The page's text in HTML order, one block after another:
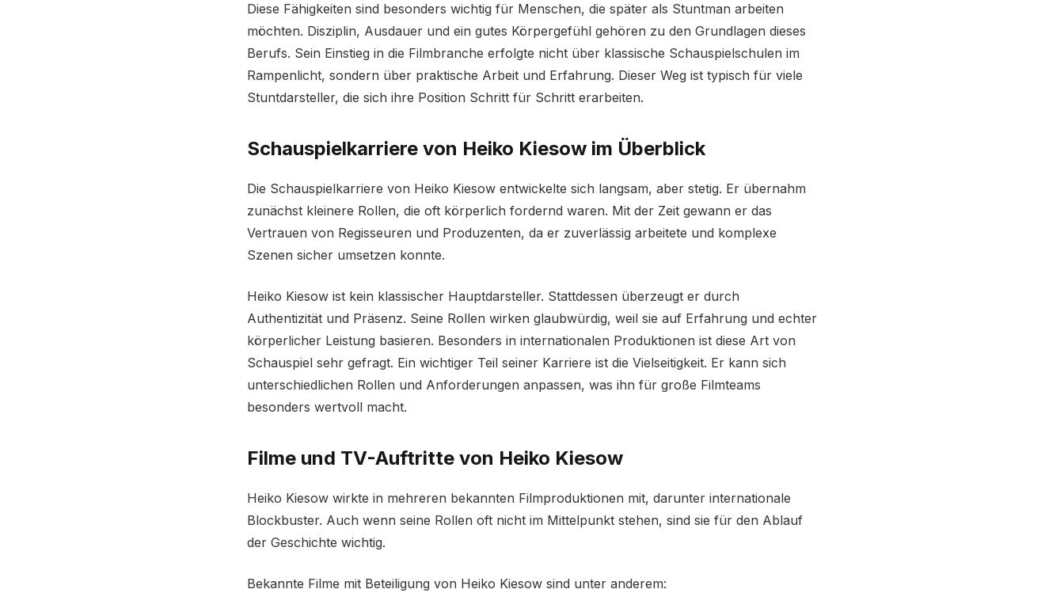
Diese Fähigkeiten sind besonders wichtig für Menschen, die später als Stuntman arbeiten
möchten. Disziplin, Ausdauer und ein gutes Körpergefühl gehören zu den Grundlagen dieses
Berufs. Sein Einstieg in die Filmbranche erfolgte nicht über klassische Schauspielschulen im
Rampenlicht, sondern über praktische Arbeit und Erfahrung. Dieser Weg ist typisch für viele
Stuntdarsteller, die sich ihre Position Schritt für Schritt erarbeiten.
Schauspielkarriere von Heiko Kiesow im Überblick
Die Schauspielkarriere von Heiko Kiesow entwickelte sich langsam, aber stetig. Er übernahm
zunächst kleinere Rollen, die oft körperlich fordernd waren. Mit der Zeit gewann er das
Vertrauen von Regisseuren und Produzenten, da er zuverlässig arbeitete und komplexe
Szenen sicher umsetzen konnte.
Heiko Kiesow ist kein klassischer Hauptdarsteller. Stattdessen überzeugt er durch
Authentizität und Präsenz. Seine Rollen wirken glaubwürdig, weil sie auf Erfahrung und echter
körperlicher Leistung basieren. Besonders in internationalen Produktionen ist diese Art von
Schauspiel sehr gefragt. Ein wichtiger Teil seiner Karriere ist die Vielseitigkeit. Er kann sich
unterschiedlichen Rollen und Anforderungen anpassen, was ihn für große Filmteams
besonders wertvoll macht.
Filme und TV-Auftritte von Heiko Kiesow
Heiko Kiesow wirkte in mehreren bekannten Filmproduktionen mit, darunter internationale
Blockbuster. Auch wenn seine Rollen oft nicht im Mittelpunkt stehen, sind sie für den Ablauf
der Geschichte wichtig.
Bekannte Filme mit Beteiligung von Heiko Kiesow sind unter anderem: